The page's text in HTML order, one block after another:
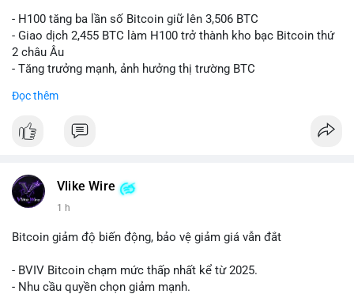
- H100 tăng ba lần số Bitcoin giữ lên 3,506 BTC
- Giao dịch 2,455 BTC làm H100 trở thành kho bạc Bitcoin thứ
2 châu Âu
- Tăng trưởng mạnh, ảnh hưởng thị trường BTC
#binancesquare
$btc
📰 Nguồn: Cointelegraph
Đọc thêm
Vlike Wire
1 h
Bitcoin giảm độ biến động, bảo vệ giảm giá vẫn đắt
- BVIV Bitcoin chạm mức thấp nhất kể từ 2025.
- Nhu cầu quyền chọn giảm mạnh.